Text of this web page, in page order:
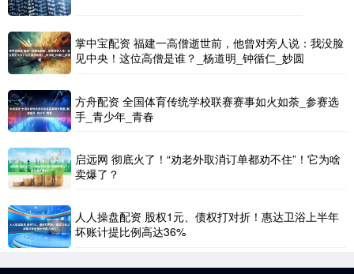
掌中宝配资 福建一高僧逝世前，他曾对旁人说：我没脸
见中央！这位高僧是谁？_杨道明_钟循仁_妙圆
方舟配资 全国体育传统学校联赛赛事如火如荼_参赛选
手_青少年_青春
启远网 彻底火了！“劝老外取消订单都劝不住”！它为啥
卖爆了？
人人操盘配资 股权1元、债权打对折！惠达卫浴上半年
坏账计提比例高达36%